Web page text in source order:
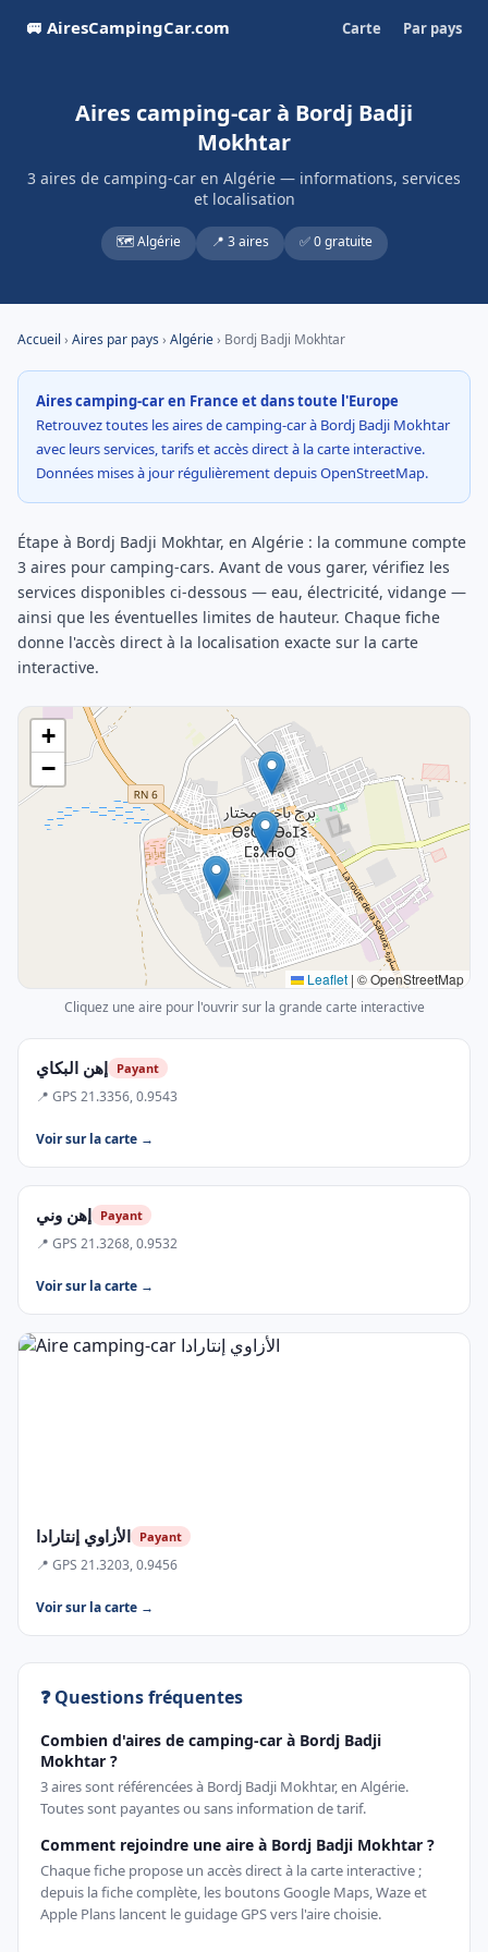
🚐 AiresCampingCar.com Carte Par pays
Aires camping-car à Bordj Badji
Mokhtar
3 aires de camping-car en Algérie — informations, services
et localisation
🗺️ Algérie 📍 3 aires ✅ 0 gratuite
Accueil › Aires par pays› Algérie› Bordj Badji Mokhtar
Aires camping-car en France et dans toute l'Europe
Retrouvez toutes les aires de camping-car à Bordj Badji Mokhtar
avec leurs services, tarifs et accès direct à la carte interactive.
Données mises à jour régulièrement depuis OpenStreetMap.
Étape à Bordj Badji Mokhtar, en Algérie : la commune compte
3 aires pour camping-cars. Avant de vous garer, vérifiez les
services disponibles ci-dessous — eau, électricité, vidange —
ainsi que les éventuelles limites de hauteur. Chaque fiche
donne l'accès direct à la localisation exacte sur la carte
interactive.
إهن البكاي Payant
📍 GPS 21.3356, 0.9543
Voir sur la carte →
إهن وني Payant
📍 GPS 21.3268, 0.9532
Voir sur la carte →
الأزاوي إنتارادا Payant
📍 GPS 21.3203, 0.9456
Voir sur la carte →
❓ Questions fréquentes
Combien d'aires de camping-car à Bordj Badji
Mokhtar ?
3 aires sont référencées à Bordj Badji Mokhtar, en Algérie.
Toutes sont payantes ou sans information de tarif.
Comment rejoindre une aire à Bordj Badji Mokhtar ?
Chaque fiche propose un accès direct à la carte interactive ;
depuis la fiche complète, les boutons Google Maps, Waze et
Apple Plans lancent le guidage GPS vers l'aire choisie.
+
−
Leaflet | © OpenStreetMap
Cliquez une aire pour l'ouvrir sur la grande carte interactive